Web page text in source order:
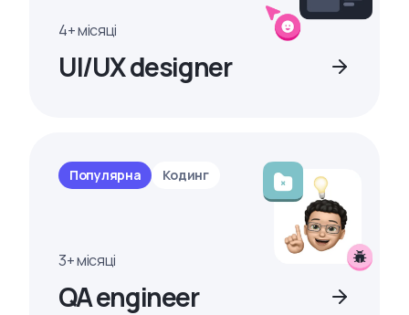
4+ місяці
UI/UX designer
Популярна Кодинг
3+ місяці
QA engineer